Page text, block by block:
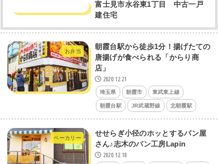
富士見市水谷東1丁目 中古一戸
建住宅
お弁当
朝霞台駅から徒歩1分！揚げたての
唐揚げが食べられる「からり商
店」
2020.12.21
埼玉県 朝霞市 東武東上線
朝霞台駅 JR武蔵野線 北朝霞駅
ベーカリー
せせらぎ小径のホッとするパン屋
さん♪志木のパン工房Lapin
2020.12.18